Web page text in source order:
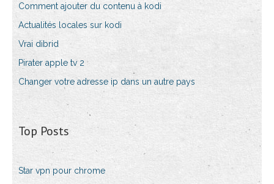
Comment ajouter du contenu à kodi
Actualités locales sur kodi
Vrai dibrid
Pirater apple tv 2
Changer votre adresse ip dans un autre pays
Top Posts
Star vpn pour chrome